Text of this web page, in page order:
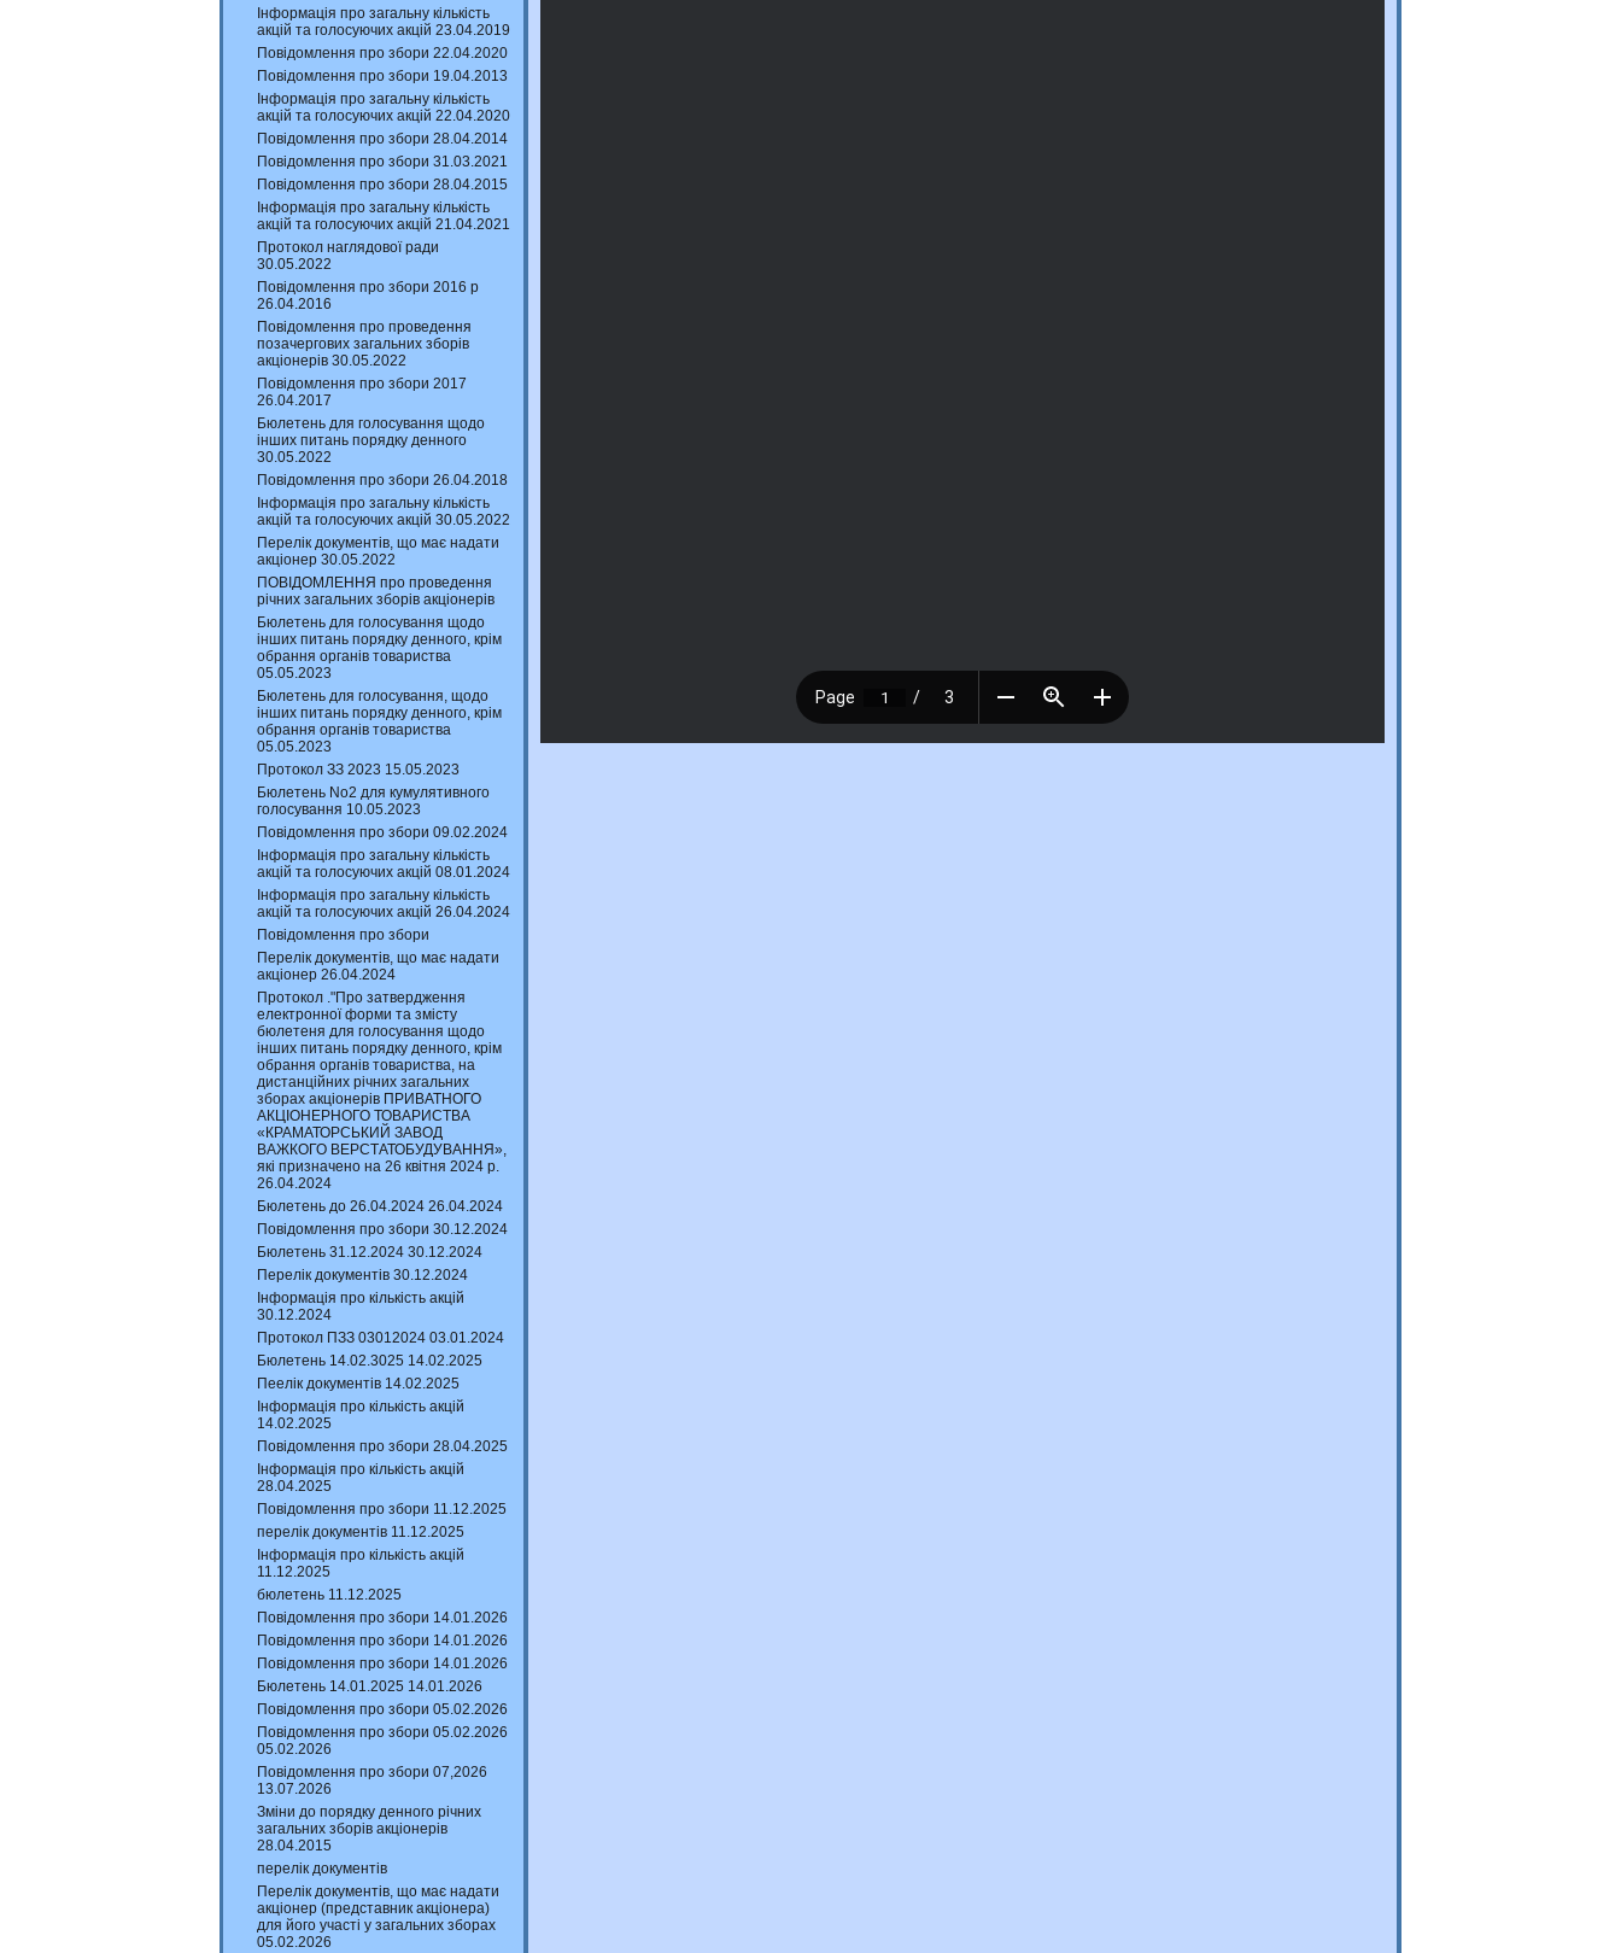
Інформація про загальну кількість
акцій та голосуючих акцій 23.04.2019
Повідомлення про збори 22.04.2020
Повідомлення про збори 19.04.2013
Інформація про загальну кількість
акцій та голосуючих акцій 22.04.2020
Повідомлення про збори 28.04.2014
Повідомлення про збори 31.03.2021
Повідомлення про збори 28.04.2015
Інформація про загальну кількість
акцій та голосуючих акцій 21.04.2021
Протокол наглядової ради
30.05.2022
Повідомлення про збори 2016 р
26.04.2016
Повідомлення про проведення
позачергових загальних зборів
акціонерів 30.05.2022
Повідомлення про збори 2017
26.04.2017
Бюлетень для голосування щодо
інших питань порядку денного
30.05.2022
Повідомлення про збори 26.04.2018
Інформація про загальну кількість
акцій та голосуючих акцій 30.05.2022
Перелік документів, що має надати
акціонер 30.05.2022
ПОВІДОМЛЕННЯ про проведення
річних загальних зборів акціонерів
Бюлетень для голосування щодо
інших питань порядку денного, крім
обрання органів товариства
05.05.2023
Бюлетень для голосування, щодо
інших питань порядку денного, крім
обрання органів товариства
05.05.2023
Протокол ЗЗ 2023 15.05.2023
Бюлетень No2 для кумулятивного
голосування 10.05.2023
Повідомлення про збори 09.02.2024
Інформація про загальну кількість
акцій та голосуючих акцій 08.01.2024
Інформація про загальну кількість
акцій та голосуючих акцій 26.04.2024
Повідомлення про збори
Перелік документів, що має надати
акціонер 26.04.2024
Протокол ."Про затвердження
електронної форми та змісту
бюлетеня для голосування щодо
інших питань порядку денного, крім
обрання органів товариства, на
дистанційних річних загальних
зборах акціонерів ПРИВАТНОГО
АКЦІОНЕРНОГО ТОВАРИСТВА
«КРАМАТОРСЬКИЙ ЗАВОД
ВАЖКОГО ВЕРСТАТОБУДУВАННЯ»,
які призначено на 26 квітня 2024 р.
26.04.2024
Бюлетень до 26.04.2024 26.04.2024
Повідомлення про збори 30.12.2024
Бюлетень 31.12.2024 30.12.2024
Перелік документів 30.12.2024
Інформація про кількість акцій
30.12.2024
Протокол ПЗЗ 03012024 03.01.2024
Бюлетень 14.02.3025 14.02.2025
Пеелік документів 14.02.2025
Інформація про кількість акцій
14.02.2025
Повідомлення про збори 28.04.2025
Інформація про кількість акцій
28.04.2025
Повідомлення про збори 11.12.2025
перелік документів 11.12.2025
Інформація про кількість акцій
11.12.2025
бюлетень 11.12.2025
Повідомлення про збори 14.01.2026
Повідомлення про збори 14.01.2026
Повідомлення про збори 14.01.2026
Бюлетень 14.01.2025 14.01.2026
Повідомлення про збори 05.02.2026
Повідомлення про збори 05.02.2026
05.02.2026
Повідомлення про збори 07,2026
13.07.2026
Зміни до порядку денного річних
загальних зборів акціонерів
28.04.2015
перелік документів
Перелік документів, що має надати
акціонер (представник акціонера)
для його участі у загальних зборах
05.02.2026